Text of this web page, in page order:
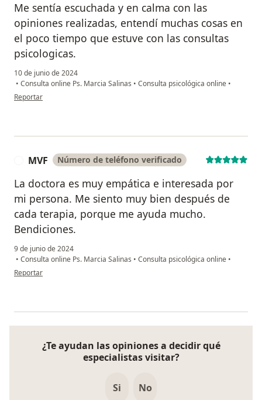
Me sentía escuchada y en calma con las
opiniones realizadas, entendí muchas cosas en
el poco tiempo que estuve con las consultas
psicologicas.
10 de junio de 2024
• Consulta online Ps. Marcia Salinas • Consulta psicológica online •
en opinión del usuario Daniela Rojas
Reportar
MVF Número de teléfono verificado
La doctora es muy empática e interesada por
mi persona. Me siento muy bien después de
cada terapia, porque me ayuda mucho.
Bendiciones.
9 de junio de 2024
• Consulta online Ps. Marcia Salinas • Consulta psicológica online •
en opinión del usuario MVF
Reportar
¿Te ayudan las opiniones a decidir qué
especialistas visitar?
Si No